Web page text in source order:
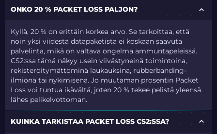
ONKO 20 % PACKET LOSS PALJON?
Kyllä, 20 % on erittäin korkea arvo. Se tarkoittaa, että
noin yksi viidestä datapaketista ei koskaan saavuta
palvelinta, mikä on valtava ongelma ammuntapeleissä.
CS2:ssa tämä näkyy usein viivästyneinä toimintoina,
rekisteröitymättöminä laukauksina, rubberbanding-
ilmiönä tai nykimisenä. Jo muutaman prosentin Packet
Loss voi tuntua ikävältä, joten 20 % tekee pelistä yleensä
lähes pelikelvottoman.
KUINKA TARKISTAA PACKET LOSS CS2:SSA?